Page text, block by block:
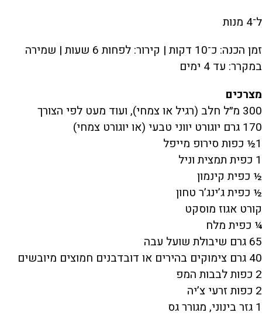
ל־4 מנות
זמן הכנה: כ־10 דקות | קירור: לפחות 6 שעות | שמירה
במקרר: עד 4 ימים
מצרכים
300 מ״ל חלב (רגיל או צמחי), ועוד מעט לפי הצורך
170 גרם יוגורט יווני טבעי (או יוגורט צמחי)
1½ כפות סירופ מייפל
1 כפית תמצית וניל
½ כפית קינמון
½ כפית ג’ינג’ר טחון
קורט אגוז מוסקט
¼ כפית מלח
65 גרם שיבולת שועל עבה
40 גרם צימוקים בהירים או דובדבנים חמוצים מיובשים
2 כפות לבבות המפ
2 כפות זרעי צ’יה
1 גזר בינוני, מגורר גס